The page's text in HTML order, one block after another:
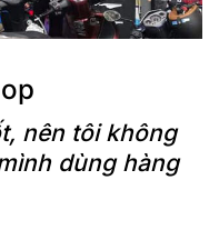
nên tôi không
dùng hàng